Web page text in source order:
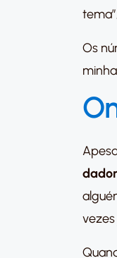
Os